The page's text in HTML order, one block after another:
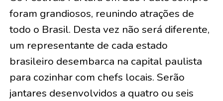
foram grandiosos, reunindo atrações de
todo o Brasil. Desta vez não será diferente,
um representante de cada estado
brasileiro desembarca na capital paulista
para cozinhar com chefs locais. Serão
jantares desenvolvidos a quatro ou seis